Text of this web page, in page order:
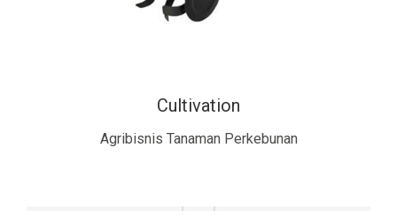
Cultivation
Agribisnis Tanaman Perkebunan